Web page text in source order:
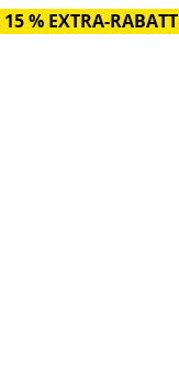
15 % EXTRA-RABATT